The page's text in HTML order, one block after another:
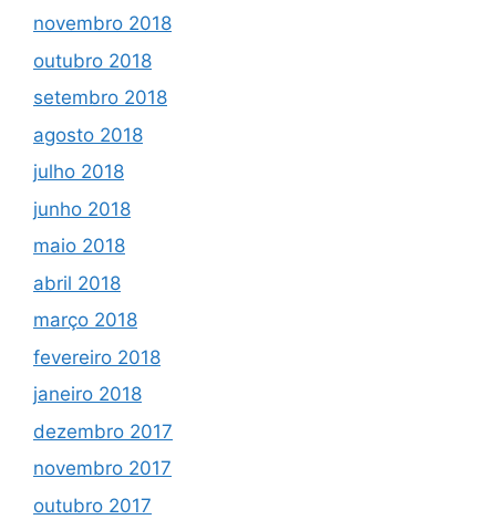
novembro 2018
outubro 2018
setembro 2018
agosto 2018
julho 2018
junho 2018
maio 2018
abril 2018
março 2018
fevereiro 2018
janeiro 2018
dezembro 2017
novembro 2017
outubro 2017